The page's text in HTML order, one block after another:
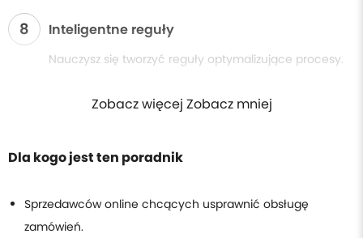
8 Inteligentne reguły
Nauczysz się tworzyć reguły optymalizujące procesy.
Zobacz więcej Zobacz mniej
Dla kogo jest ten poradnik
Sprzedawców online chcących usprawnić obsługę
zamówień.